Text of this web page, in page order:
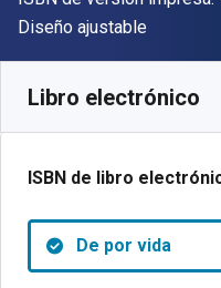
Formato
Diseño ajustable
Libro electrónico
ISBN de libro
De por vida